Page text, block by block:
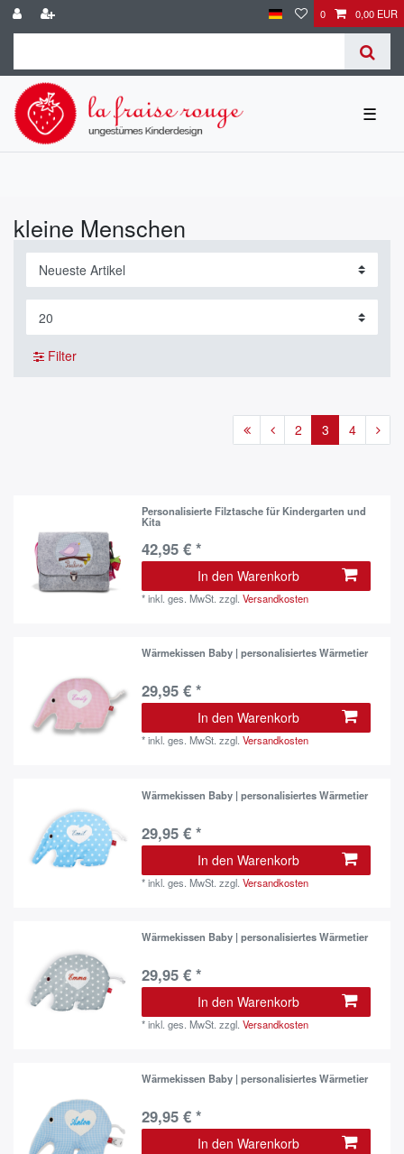
0 0,00 EUR
☰
kleine Menschen
Filter
2 3 4
Personalisierte Filztasche für Kindergarten und
Kita
42,95 € *
In den Warenkorb
*inkl. ges. MwSt. zzgl.Versandkosten
Wärmekissen Baby | personalisiertes Wärmetier
29,95 € *
In den Warenkorb
*inkl. ges. MwSt. zzgl.Versandkosten
Wärmekissen Baby | personalisiertes Wärmetier
29,95 € *
In den Warenkorb
*inkl. ges. MwSt. zzgl.Versandkosten
Wärmekissen Baby | personalisiertes Wärmetier
29,95 € *
In den Warenkorb
*inkl. ges. MwSt. zzgl.Versandkosten
Wärmekissen Baby | personalisiertes Wärmetier
29,95 € *
In den Warenkorb